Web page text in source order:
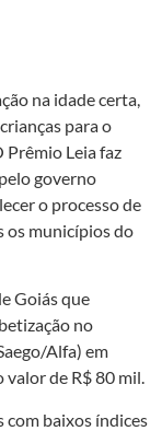
na idade certa,
para o
Prêmio Leia faz
governo
o processo de
os municípios do
Goiás que
no
Alfa) em
valor de R$ 80 mil.
com baixos índices